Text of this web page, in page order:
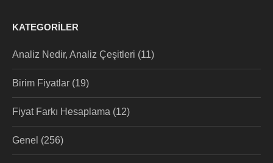
KATEGORILER
Analiz Nedir, Analiz Çeşitleri (11)
Birim Fiyatlar (19)
Fiyat Farkı Hesaplama (12)
Genel (256)